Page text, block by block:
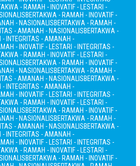
- RAMAH - INOVATIF - LESTARI -
BERTAKWA - RAMAH - INOVATIF -
- NASIONALISBERTAKWA - RAMAH -
- AMANAH - NASIONALISBERTAKWA -
- INTEGRITAS - AMANAH -
- INOVATIF - LESTARI - INTEGRITAS -
- RAMAH - INOVATIF - LESTARI -
BERTAKWA - RAMAH - INOVATIF -
- NASIONALISBERTAKWA - RAMAH -
- AMANAH - NASIONALISBERTAKWA -
- INTEGRITAS - AMANAH -
- INOVATIF - LESTARI - INTEGRITAS -
- RAMAH - INOVATIF - LESTARI -
BERTAKWA - RAMAH - INOVATIF -
- NASIONALISBERTAKWA - RAMAH -
- AMANAH - NASIONALISBERTAKWA -
- INTEGRITAS - AMANAH -
- INOVATIF - LESTARI - INTEGRITAS -
- RAMAH - INOVATIF - LESTARI -
BERTAKWA - RAMAH - INOVATIF -